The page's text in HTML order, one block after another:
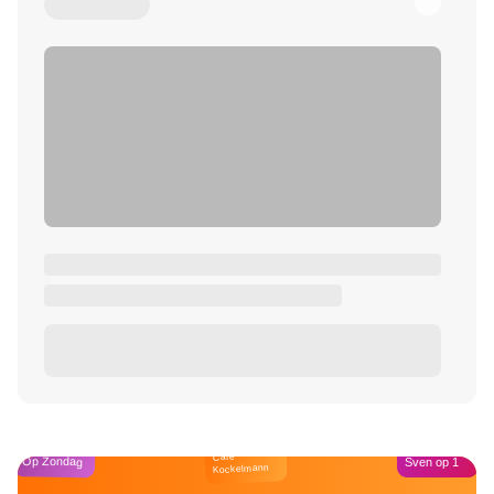
Op Zondag Café
Kockelmann Sven op 1